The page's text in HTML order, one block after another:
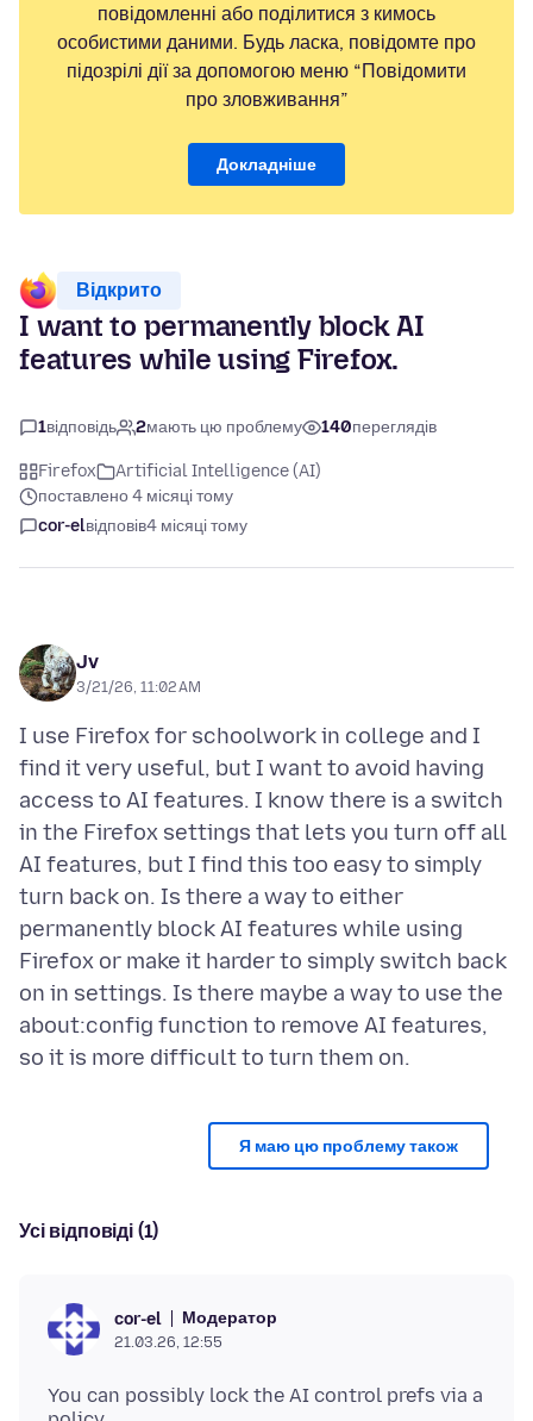
повідомленні або поділитися з кимось
особистими даними. Будь ласка, повідомте про
підозрілі дії за допомогою меню “Повідомити
про зловживання”
Докладніше
Відкрито
I want to permanently block AI
features while using Firefox.
1відповідь 2мають цю проблему 140переглядів
Firefox
Artificial Intelligence (AI)
поставлено 4 місяці тому
cor-elвідповів4 місяці тому
Jv
3/21/26, 11:02 AM
I use Firefox for schoolwork in college and I
find it very useful, but I want to avoid having
access to AI features. I know there is a switch
in the Firefox settings that lets you turn off all
AI features, but I find this too easy to simply
turn back on. Is there a way to either
permanently block AI features while using
Firefox or make it harder to simply switch back
on in settings. Is there maybe a way to use the
about:config function to remove AI features,
Я маю цю проблему також
Усі відповіді (1)
cor-el Модератор
21.03.26, 12:55
You can possibly lock the AI control prefs via a